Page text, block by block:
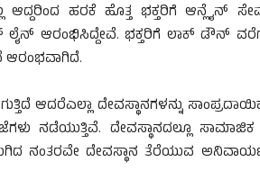
ಆದ್ದರಿಂದ ಹರಕೆ ಹೊತ್ತ ಭಕ್ತರಿಗೆ ಆನ್ಲೈನ್
ಲೈನ್ ಆರಂಭಿಸಿದ್ದೇವೆ. ಭಕ್ತರಿಗೆ ಲಾಕ್ ಡೌನ್
ಆರಂಭವಾಗಿದೆ.
ಆದರೆಎಲ್ಲಾ ದೇವಸ್ಥಾನಗಳನ್ನು
ನಡೆಯುತ್ತಿವೆ. ದೇವಸ್ಥಾನದಲ್ಲೂ
ನಂತರವೇ ದೇವಸ್ಥಾನ ತೆರೆಯುವ